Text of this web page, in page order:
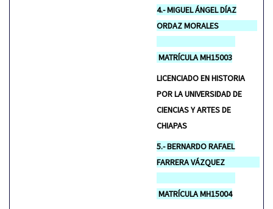
4.- MIGUEL ÁNGEL DÍAZ
ORDAZ MORALES
MATRÍCULA MH15003
LICENCIADO EN HISTORIA
POR LA UNIVERSIDAD DE
CIENCIAS Y ARTES DE
CHIAPAS
5.- BERNARDO RAFAEL
FARRERA VÁZQUEZ
MATRÍCULA MH15004